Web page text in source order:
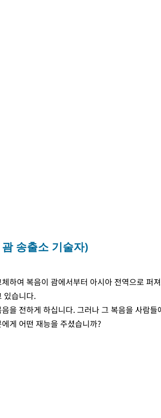
송출소 기술자)
하여 복음이 괌에서부터 아시아 전역으로
있습니다.
을 전하게 하십니다. 그러나 그 복음을 사람
게 어떤 재능을 주셨습니까?